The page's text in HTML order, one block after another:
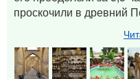
проскочили в древний